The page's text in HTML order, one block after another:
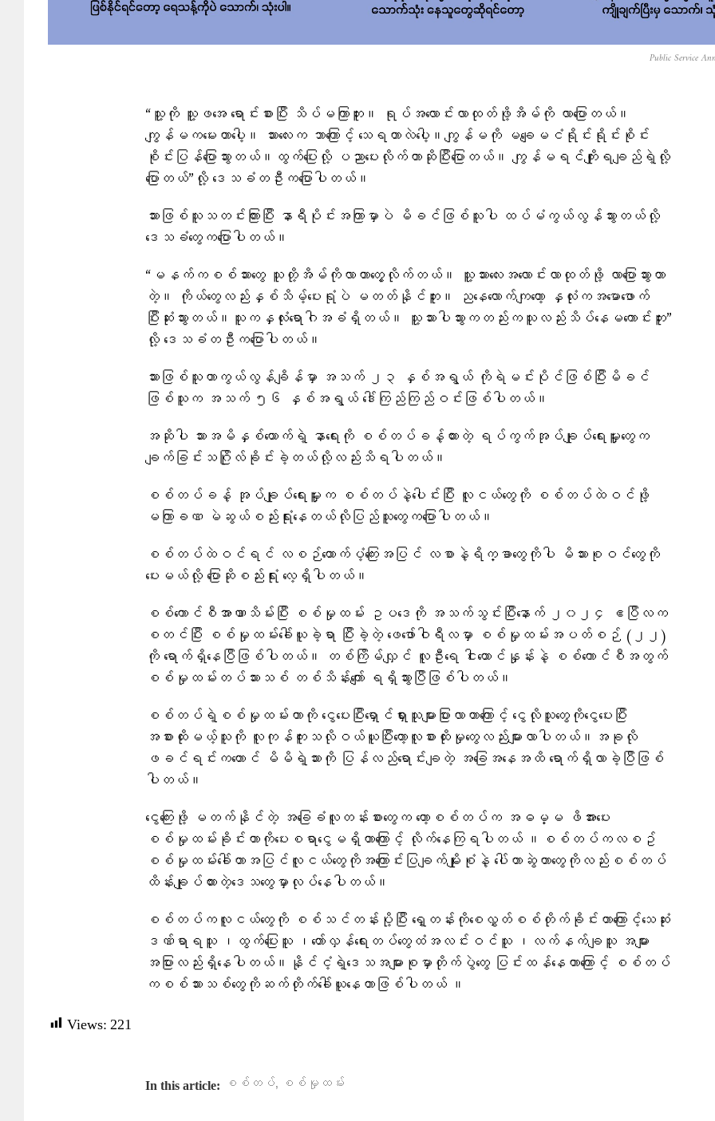
Public Service
“သူ့ကို သူ့ဖအေ ရောင်းစားပြီး သိပ်မကြာဘူး။ ရုပ်အလောင်းလာထုတ်ဖို့အိမ်ကို လာပြောတယ်။
ကျွန်မကမေးတာပေါ့။ သားလေးက ဘာကြောင့် သေရတာလဲပေါ့။ကျွန်မကို မချေမငံရိုင်းရိုင်းစိုင်း
စိုင်းပြန်ပြောသွားတယ်။ထွက်ပြေးလို့ ပညာပေးလိုက်တာဆိုပြီးပြောတယ်။ ကျွန်မရင်ကျိုးရချည်ရဲ့လို့​
ပြောတယ်”လို့ ​ဒေသခံတဦးက​ပြောပါတယ်။
သားဖြစ်သူသတင်းကြားပြီး နာရီပိုင်းအကြာမှာပဲ မိခင်ဖြစ်သူပါ ထပ်မံကွယ်လွန်သွားတယ်လို့ ​
ဒေသခံတွေကပြောပါတယ်။
“မနက်ကစစ်သားတွေ သူတို့အိမ်ကိုလာတာတွေ့လိုက်တယ်။ သူ့သားလေးအလောင်းလာထုတ်ဖို့ လာပြောသွားတာ
တဲ့။ ကိုယ်တွေလည်းနှစ်သိမ့်ပေးရုံပဲ မတတ်နိုင်ဘူး။ ညနေလောက်ကျတော့ နှလုံးကအမောဖောက်
ပြီးဆုံးသွားတယ်။သူကနှလုံးရောဂါအခံရှိတယ်။ သူ့သားပါသွားကတည်းကသူလည်းသိပ်နေမကောင်းဘူး”
လို့ ​ဒေသခံတဦးကပြောပါတယ်။
သားဖြစ်သူဟာကွယ်လွန်ချိန်မှာ အသက် ၂၃ နှစ်အရွယ် ကိုရဲမင်းပိုင်ဖြစ်ပြီးမိခင်
ဖြစ်သူက အသက် ၅၆ နှစ်အရွယ် ​ဒေါ်ကြည်ကြည်ဝင်းဖြစ်ပါတယ်။
အဆိုပါ သားအမိနှစ်ယောက်ရဲ့ နာရေးကို စစ်တပ်ခန့်ထားတဲ့ ရပ်ကွက်အုပ်ချုပ်ရေးမှူးတွေက
ချက်ခြင်းသဂြိုလ်ခိုင်းခဲ့တယ်လို့လည်းသိရပါတယ်။
စစ်တပ်ခန့် အုပ်ချုပ်ရေးမှူးက စစ်တပ်နဲ့ပေါင်းပြီး လူငယ်တွေကို စစ်တပ်ထဲဝင်ဖို့
မကြာခဏ မဲဆွယ်စည်းရုံးနေတယ်လိုပြည်သူ​တွေက​ပြောပါတယ်။
စစ်တပ်ထဲဝင်ရင် လစဉ်ထောက်ပံ့ကြေးအပြင် လစာနဲ့ရိက္ခာတွေကိုပါ မိသားစုဝင်တွေကို
ပေးမယ်လို့ ပြောဆိုစည်းရုံး ​လေ့ရှိပါတယ်။
စစ်ကောင်စီအာဏာသိမ်းပြီး စစ်မှုထမ်း ဥပဒေကို အသက်သွင်းပြီးနောက် ၂၀၂၄ ဧပြီလက
စတင်ပြီး စစ်မှုထမ်းခေါ်ယူခဲ့ရာ ပြီးခဲ့တဲ့ ဖေဖော်ဝါရီလမှာ စစ်မှုထမ်းအပတ်စဉ် (၂၂)
ကို ရောက်ရှိနေပြီဖြစ်ပါတယ်။ တစ်ကြိမ်လျှင် လူဦးရေ ငါးထောင်နှုန်းနဲ့ စစ်ကောင်စီအတွက်
စစ်မှုထမ်းတပ်သားသစ် တစ်သိန်းကျော် ရရှိသွားပြီဖြစ်ပါတယ်။
စစ်တပ်ရဲ့စစ်မှုထမ်းတာကို ငွေပေးပြီးရှောင်ရှားသူများပြားလာတာကြောင့် ​​ငွေလိုသူ​တွေကို​ငွေ​ပေးပြီး
အစားထိုးမယ့်သူကို လူကုန်ကူးသလိုဝယ်ယူပြီး​တော့လူစားထိုးမှု​တွေလည်းများလာပါတယ်။​အခုလို
ဖခင်ရင်းက​တောင် မိမိရဲ့သားကို ပြန်လည်ရောင်းချတဲ့ အခြေအနေအထိ ရောက်ရှိလာခဲ့ပြီဖြစ်
ပါတယ်။
ငွေ​​ကြေးဖို့ မတက်နိုင်တဲ့ အ​ခြေခံလူတန်းစား​တွေက တော့စစ်တပ်က အဓမ္မ ဖိအား​ပေး
စစ်မှုထမ်းခိုင်းတာကို​ပေးစရာ​ငွေမရှိတာ​ကြောင့် ​လိုက်​နေကြရပါတယ် ။စစ်တပ်ကလစဥ်
စစ်မှုထမ်း​ခေါ်တာအပြင်လူငယ်​တွေကိုအ​ကြောင်းပြချက်မျိုးစုံနဲ့ ​ပေါ်တာဆွဲတာ​တွေကိုလည်းစစ်တပ်
ထိန်းချုပ်ထားတဲ့​ဒေသ​တွေမှာလုပ်​နေပါတယ်။
စစ်တပ်ကလူငယ်​တွေကို စစ်သင်တန်းပို့ပြီး ​ရှေ့တန်းကို​စေလွှတ်စစ်တိုက်ခိုင်းတာ​ကြောင့်​သေဆုံး
ဒဏ်ရာရသူ ၊ထွက်​ပြေးသူ ၊​တော်လှန်​ရေးတပ်​တွေထံအလင်းဝင်သူ ၊လက်နက်ချသူ အများ
အပြားလည်းရှိ​နေပါတယ်။နိုင်ငံ့ရဲ့​ဒေသအများစုမှာတိုက်ပွဲ​တွေ ပြင်းထန်​နေတာ​ကြောင့် စစ်တပ်
ကစစ်သားသစ်​တွေကိုဆက်တိုက်​ခေါ်ယူ​နေတာဖြစ်ပါတယ် ။
Views: 221
In this article: စစ်တပ်, စစ်မှုထမ်း